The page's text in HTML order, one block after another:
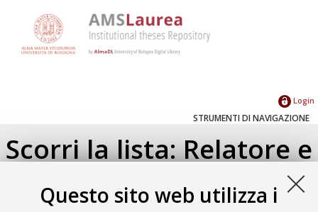
Questo sito web utilizza i
Login
STRUMENTI DI NAVIGAZIONE
Scorri la lista: Relatore e
Correlatore